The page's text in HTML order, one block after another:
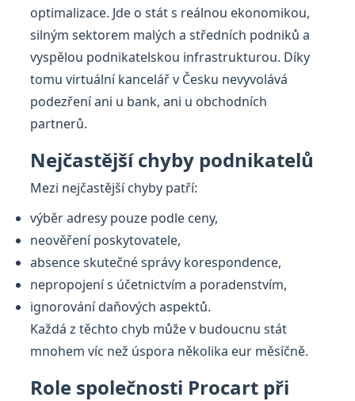
optimalizace. Jde o stát s reálnou ekonomikou,
silným sektorem malých a středních podniků a
vyspělou podnikatelskou infrastrukturou. Díky
tomu virtuální kancelář v Česku nevyvolává
podezření ani u bank, ani u obchodních
partnerů.
Nejčastější chyby podnikatelů
Mezi nejčastější chyby patří:
výběr adresy pouze podle ceny,
neověření poskytovatele,
absence skutečné správy korespondence,
nepropojení s účetnictvím a poradenstvím,
ignorování daňových aspektů.
Každá z těchto chyb může v budoucnu stát
mnohem víc než úspora několika eur měsíčně.
Role společnosti Procart při